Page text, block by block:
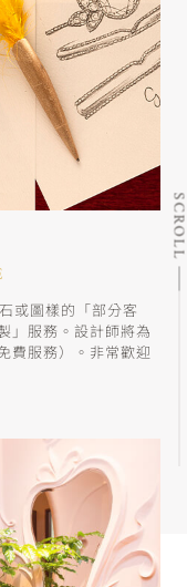
或圖樣的「部分客
」服務。設計師將為
費服務）。非常歡迎